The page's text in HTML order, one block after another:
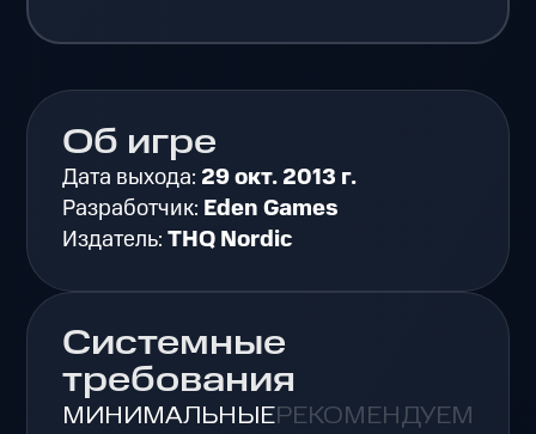
Об игре
Дата выхода: 29 окт. 2013 г.
Разработчик: Eden Games
Издатель:THQ Nordic
Системные
требования
МИНИМАЛЬНЫЕРЕКОМЕНДУЕМЫЕ